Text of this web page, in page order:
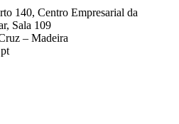
140, Centro Empresarial da
Sala 109
– Madeira